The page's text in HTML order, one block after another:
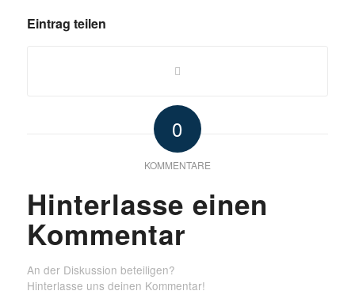
Eintrag teilen
0
KOMMENTARE
Hinterlasse einen
Kommentar
An der Diskussion beteiligen?
Hinterlasse uns deinen Kommentar!